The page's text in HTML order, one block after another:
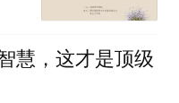
慧，这才是顶级